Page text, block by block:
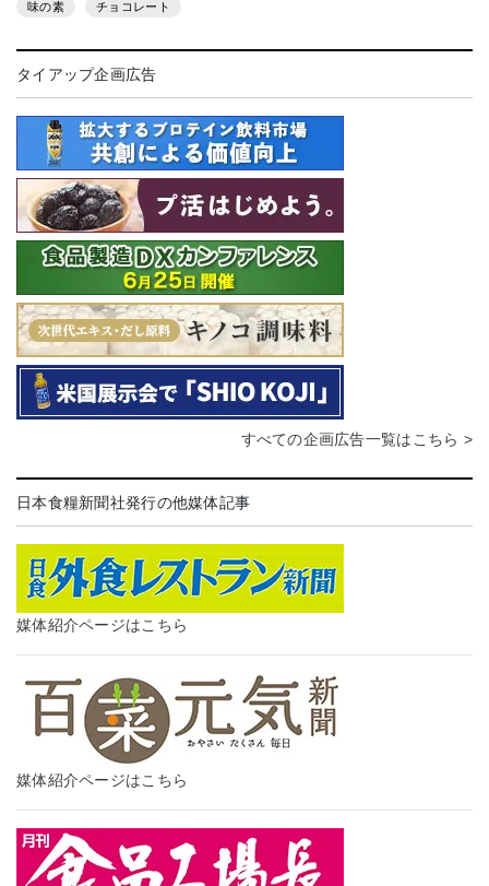
味の素 チョコレート
タイアップ企画広告
すべての企画広告一覧はこちら >
日本食糧新聞社発行の他媒体記事
媒体紹介ページはこちら
媒体紹介ページはこちら